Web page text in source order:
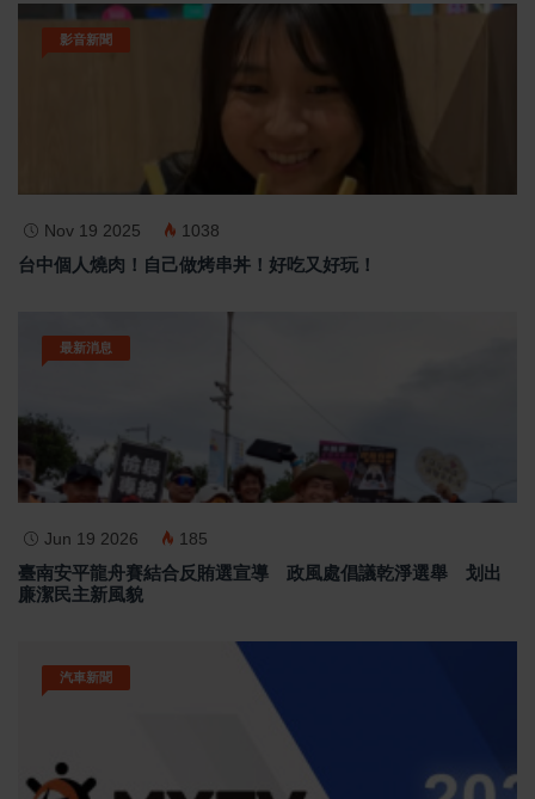
影音新聞
Nov 19 2025 1038
台中個人燒肉！自己做烤串丼！好吃又好玩！
最新消息
Jun 19 2026 185
臺南安平龍舟賽結合反賄選宣導 政風處倡議乾淨選舉 划出
廉潔民主新風貌
汽車新聞